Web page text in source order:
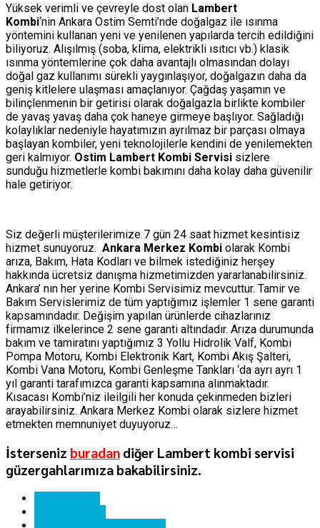
Yüksek verimli ve çevreyle dost olan Lambert
Kombi‘nin Ankara Ostim Semti’nde doğalgaz ile ısınma
yöntemini kullanan yeni ve yenilenen yapılarda tercih edildiğini
biliyoruz. Alışılmış (soba, klima, elektrikli ısıtıcı vb.) klasik
ısınma yöntemlerine çok daha avantajlı olmasından dolayı
doğal gaz kullanımı sürekli yaygınlaşıyor, doğalgazın daha da
geniş kitlelere ulaşması amaçlanıyor. Çağdaş yaşamın ve
bilinçlenmenin bir getirisi olarak doğalgazla birlikte kombiler
de yavaş yavaş daha çok haneye girmeye başlıyor. Sağladığı
kolaylıklar nedeniyle hayatımızın ayrılmaz bir parçası olmaya
başlayan kombiler, yeni teknolojilerle kendini de yenilemekten
geri kalmıyor. Ostim Lambert Kombi Servisi sizlere
sunduğu hizmetlerle kombi bakımını daha kolay daha güvenilir
hale getiriyor.
Siz değerli müşterilerimize 7 gün 24 saat hizmet kesintisiz
hizmet sunuyoruz. Ankara Merkez Kombi olarak Kombi
arıza, Bakım, Hata Kodları ve bilmek istediğiniz herşey
hakkında ücretsiz danışma hizmetimizden yararlanabilirsiniz.
Ankara’ nın her yerine Kombi Servisimiz mevcuttur. Tamir ve
Bakım Servislerimiz de tüm yaptığımız işlemler 1 sene garanti
kapsamındadır. Değişim yapılan ürünlerde cihazlarınız
firmamız ilkelerince 2 sene garanti altındadır. Arıza durumunda
bakım ve tamiratını yaptığımız 3 Yollu Hidrolik Valf, Kombi
Pompa Motoru, Kombi Elektronik Kart, Kombi Akış Şalteri,
Kombi Vana Motoru, Kombi Genleşme Tankları ‘da ayrı ayrı 1
yıl garanti tarafımızca garanti kapsamına alınmaktadır.
Kısacası Kombi’niz ileilgili her konuda çekinmeden bizleri
arayabilirsiniz. Ankara Merkez Kombi olarak sizlere hizmet
etmekten memnuniyet duyuyoruz…
İsterseniz buradan diğer Lambert kombi servisi
güzergahlarımıza bakabilirsiniz.